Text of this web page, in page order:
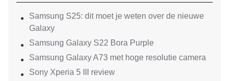
Samsung S25: dit moet je weten over de nieuwe
Galaxy
Samsung Galaxy S22 Bora Purple
Samsung Galaxy A73 met hoge resolutie camera
Sony Xperia 5 III review